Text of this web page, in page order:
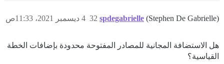
spdegabrielle (Stephen De Gabrielle) 4 ديسمبر 2021، 11:33ص 32
هل الاستضافة المجانية للمصادر المفتوحة محدودة بإضافات الخطة
القياسية؟